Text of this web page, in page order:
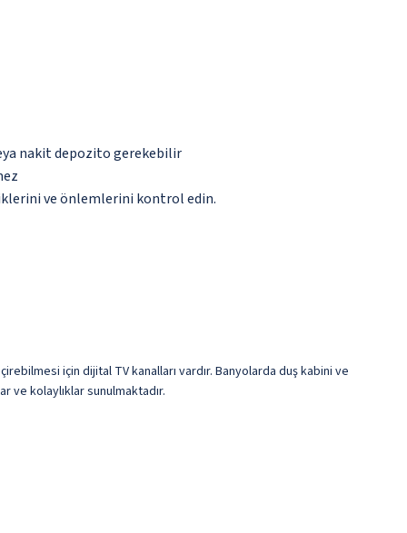
nakit depozito gerekebilir
ve önlemlerini kontrol edin.
için dijital TV kanalları vardır. Banyolarda duş kabini ve
kolaylıklar sunulmaktadır.